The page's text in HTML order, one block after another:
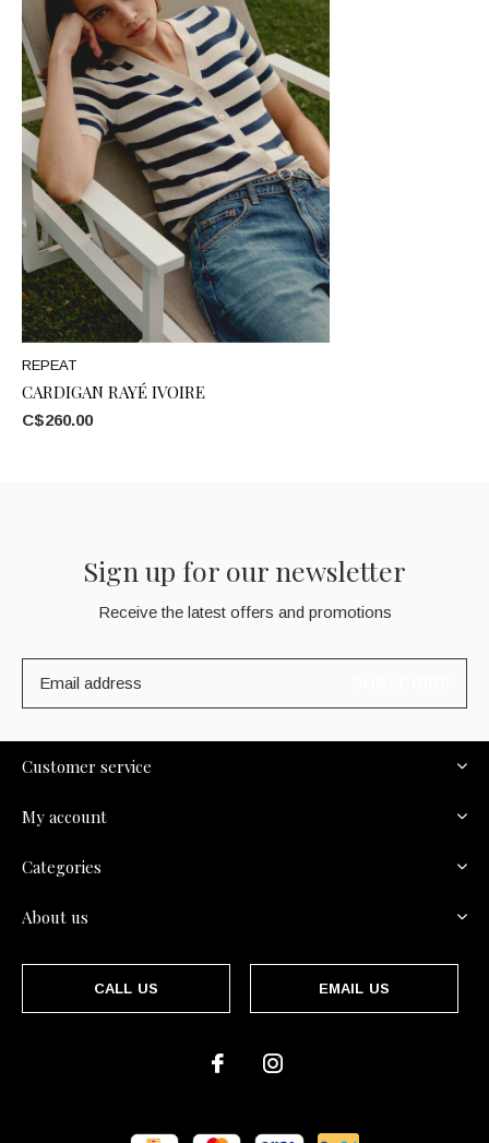
REPEAT
CARDIGAN RAYÉ IVOIRE
C$260.00
Sign up for our newsletter
Receive the latest offers and promotions
Customer service
My account
Categories
About us
CALL US EMAIL US